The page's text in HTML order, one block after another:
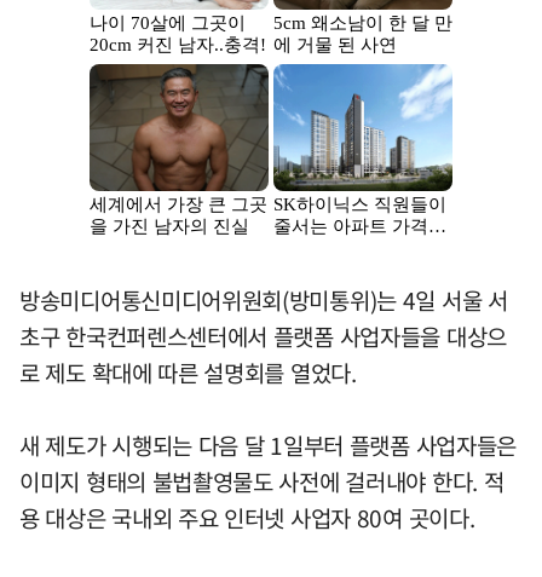
방송미디어통신미디어위원회(방미통위)는 4일 서울 서
초구 한국컨퍼렌스센터에서 플랫폼 사업자들을 대상으
로 제도 확대에 따른 설명회를 열었다.
새 제도가 시행되는 다음 달 1일부터 플랫폼 사업자들은
이미지 형태의 불법촬영물도 사전에 걸러내야 한다. 적
용 대상은 국내외 주요 인터넷 사업자 80여 곳이다.